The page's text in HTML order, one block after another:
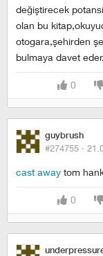
değiştirecek
olan bu
otogara,şehirden
bulmaya davet eder.
0
guybrush
#274755 ·
cast away tom
0